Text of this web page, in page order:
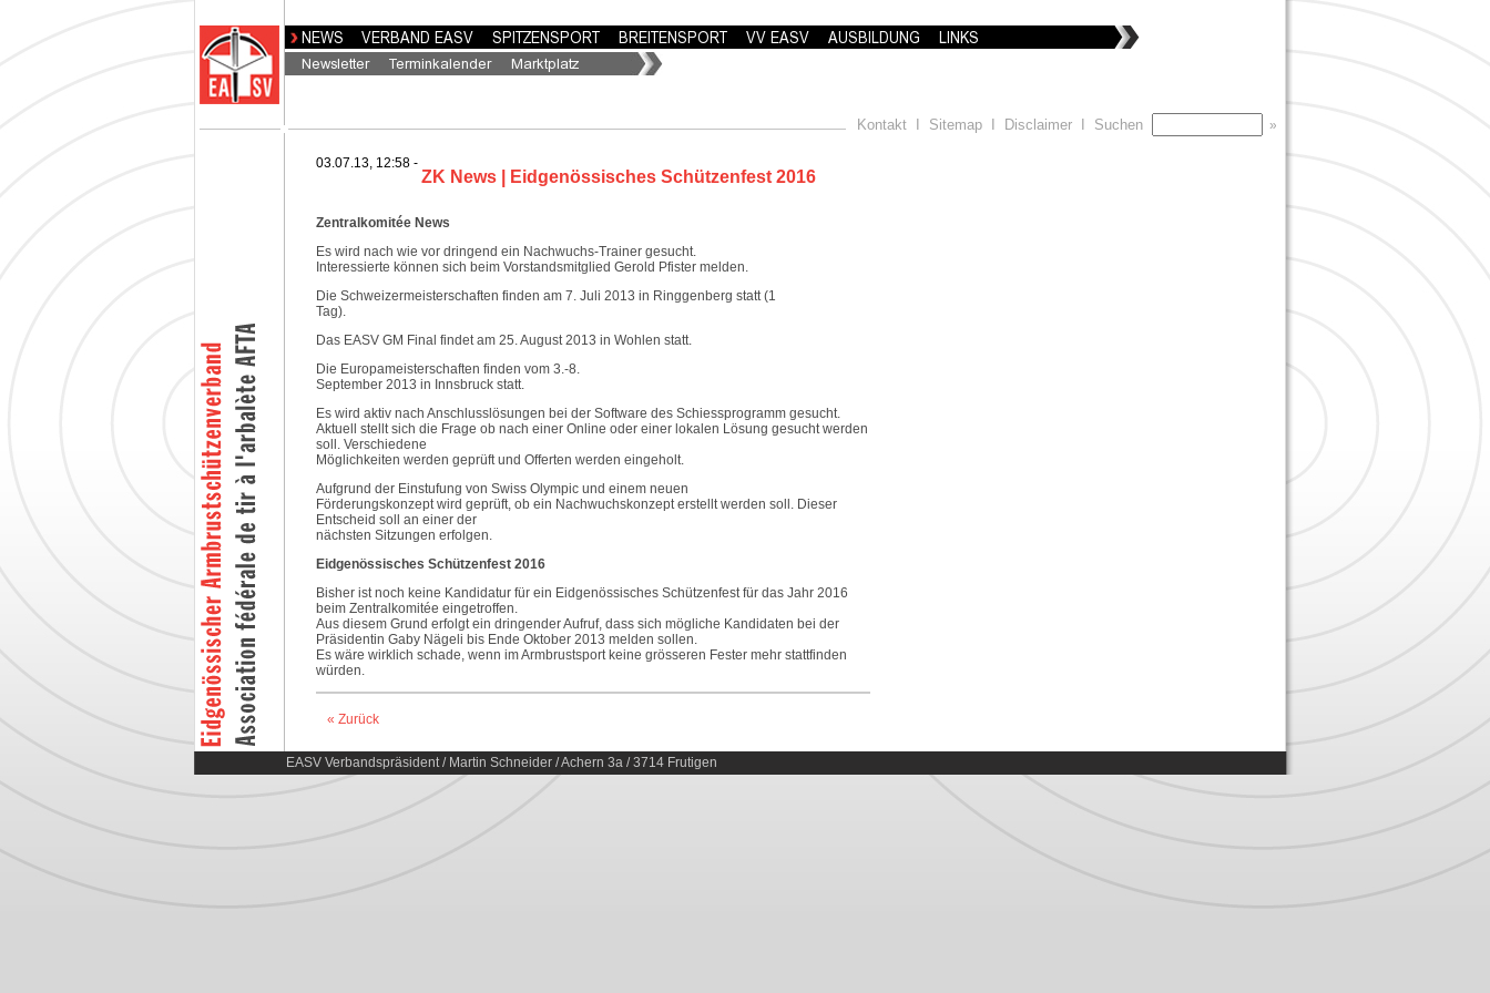
KontaktI SitemapI DisclaimerI Suchen
03.07.13, 12:58 -
ZK News | Eidgenössisches Schützenfest 2016
Zentralkomitée News
Es wird nach wie vor dringend ein Nachwuchs-Trainer gesucht.
Interessierte können sich beim Vorstandsmitglied Gerold Pfister melden.
Die Schweizermeisterschaften finden am 7. Juli 2013 in Ringgenberg statt (1
Tag).
Das EASV GM Final findet am 25. August 2013 in Wohlen statt.
Die Europameisterschaften finden vom 3.-8.
September 2013 in Innsbruck statt.
Es wird aktiv nach Anschlusslösungen bei der Software des Schiessprogramm gesucht.
Aktuell stellt sich die Frage ob nach einer Online oder einer lokalen Lösung gesucht werden
soll. Verschiedene
Möglichkeiten werden geprüft und Offerten werden eingeholt.
Aufgrund der Einstufung von Swiss Olympic und einem neuen
Förderungskonzept wird geprüft, ob ein Nachwuchskonzept erstellt werden soll. Dieser
Entscheid soll an einer der
nächsten Sitzungen erfolgen.
Eidgenössisches Schützenfest 2016
Bisher ist noch keine Kandidatur für ein Eidgenössisches Schützenfest für das Jahr 2016
beim Zentralkomitée eingetroffen.
Aus diesem Grund erfolgt ein dringender Aufruf, dass sich mögliche Kandidaten bei der
Präsidentin Gaby Nägeli bis Ende Oktober 2013 melden sollen.
Es wäre wirklich schade, wenn im Armbrustsport keine grösseren Fester mehr stattfinden
würden.
« Zurück
EASV Verbandspräsident / Martin Schneider / Achern 3a / 3714 Frutigen